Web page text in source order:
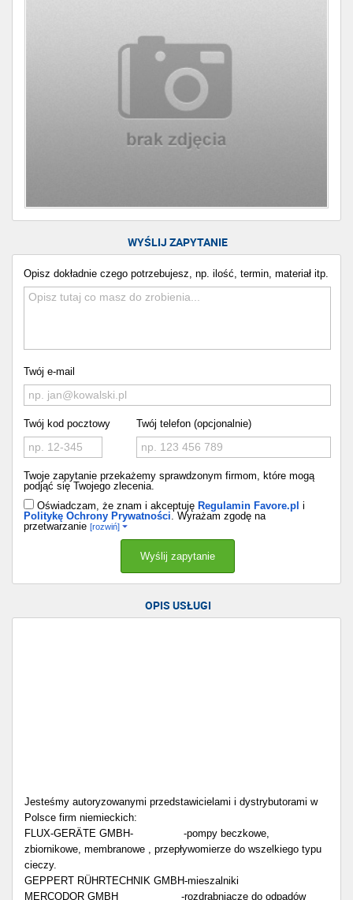
WYŚLIJ ZAPYTANIE
Opisz dokładnie czego potrzebujesz, np. ilość, termin, materiał itp.
Twój e-mail
Twój kod pocztowy Twój telefon (opcjonalnie)
Twoje zapytanie przekażemy sprawdzonym firmom, które mogą
podjąć się Twojego zlecenia.
Oświadczam, że znam i akceptuję Regulamin Favore.pl i
Politykę Ochrony Prywatności . Wyrażam zgodę na
przetwarzanie [rozwiń]
OPIS USŁUGI
Jesteśmy autoryzowanymi przedstawicielami i dystrybutorami w
Polsce firm niemieckich:
FLUX-GERÄTE GMBH- -pompy beczkowe,
zbiornikowe, membranowe , przepływomierze do wszelkiego typu
cieczy.
GEPPERT RÜHRTECHNIK GMBH-mieszalniki
MERCODOR GMBH -rozdrabniacze do odpadów